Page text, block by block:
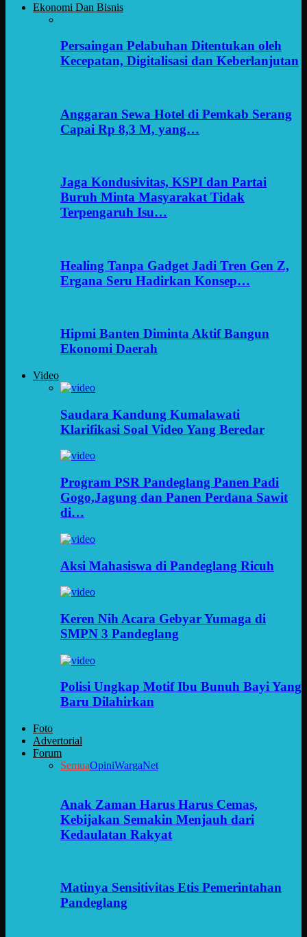
Ekonomi Dan Bisnis
Persaingan Pelabuhan Ditentukan oleh
Kecepatan, Digitalisasi dan Keberlanjutan
Anggaran Sewa Hotel di Pemkab Serang
Capai Rp 8,3 M, yang…
Jaga Kondusivitas, KSPI dan Partai
Buruh Minta Masyarakat Tidak
Terpengaruh Isu…
Healing Tanpa Gadget Jadi Tren Gen Z,
Ergana Seru Hadirkan Konsep…
Hipmi Banten Diminta Aktif Bangun
Ekonomi Daerah
Video
Saudara Kandung Kumalawati
Klarifikasi Soal Video Yang Beredar
Program PSR Pandeglang Panen Padi
Gogo,Jagung dan Panen Perdana Sawit
di…
Aksi Mahasiswa di Pandeglang Ricuh
Keren Nih Acara Gebyar Yumaga di
SMPN 3 Pandeglang
Polisi Ungkap Motif Ibu Bunuh Bayi Yang
Baru Dilahirkan
Foto
Advertorial
Forum
SemuaOpiniWargaNet
Anak Zaman Harus Harus Cemas,
Kebijakan Semakin Menjauh dari
Kedaulatan Rakyat
Matinya Sensitivitas Etis Pemerintahan
Pandeglang